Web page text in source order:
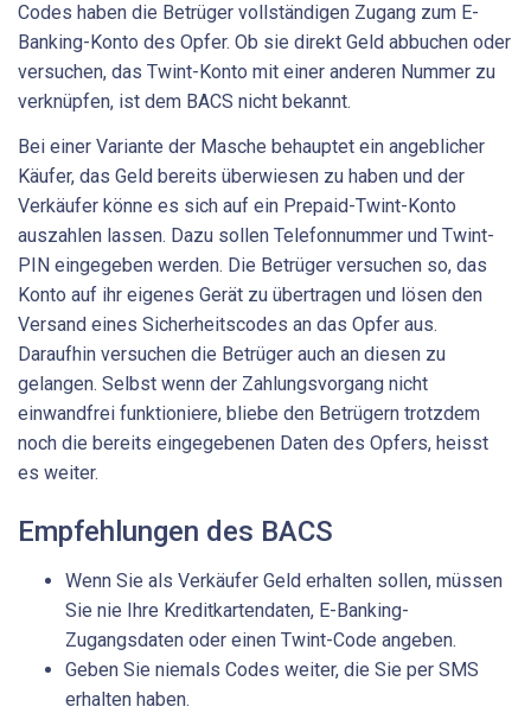
Codes haben die Betrüger vollständigen Zugang zum E-
Banking-Konto des Opfer. Ob sie direkt Geld abbuchen oder
versuchen, das Twint-Konto mit einer anderen Nummer zu
verknüpfen, ist dem BACS nicht bekannt.
Bei einer Variante der Masche behauptet ein angeblicher
Käufer, das Geld bereits überwiesen zu haben und der
Verkäufer könne es sich auf ein Prepaid-Twint-Konto
auszahlen lassen. Dazu sollen Telefonnummer und Twint-
PIN eingegeben werden. Die Betrüger versuchen so, das
Konto auf ihr eigenes Gerät zu übertragen und lösen den
Versand eines Sicherheitscodes an das Opfer aus.
Daraufhin versuchen die Betrüger auch an diesen zu
gelangen. Selbst wenn der Zahlungsvorgang nicht
einwandfrei funktioniere, bliebe den Betrügern trotzdem
noch die bereits eingegebenen Daten des Opfers, heisst
es weiter.
Empfehlungen des BACS
Wenn Sie als Verkäufer Geld erhalten sollen, müssen
Sie nie Ihre Kreditkartendaten, E-Banking-
Zugangsdaten oder einen Twint-Code angeben.
Geben Sie niemals Codes weiter, die Sie per SMS
erhalten haben.